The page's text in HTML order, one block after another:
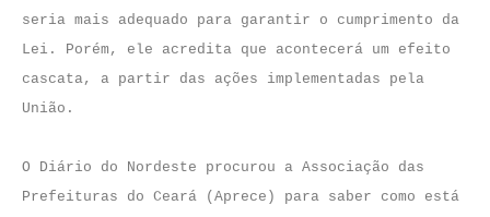
seria mais adequado para garantir o cumprimento da
Lei. Porém, ele acredita que acontecerá um efeito
cascata, a partir das ações implementadas pela
União.
O Diário do Nordeste procurou a Associação das
Prefeituras do Ceará (Aprece) para saber como está